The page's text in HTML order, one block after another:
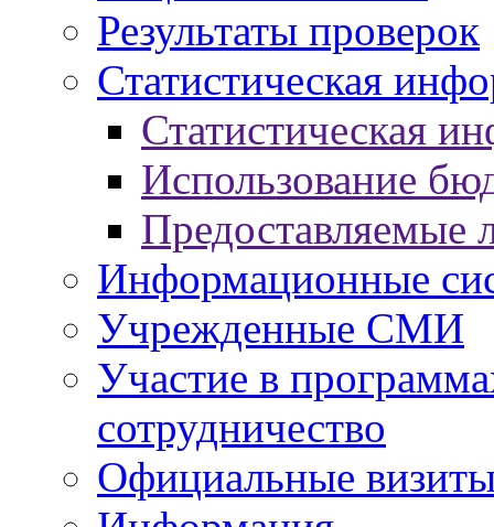
Результаты проверок
Статистическая
Статистическая
Использование
Предоставляемые
Информационные
Учрежденные СМИ
Участие в
сотрудничество
Официальные